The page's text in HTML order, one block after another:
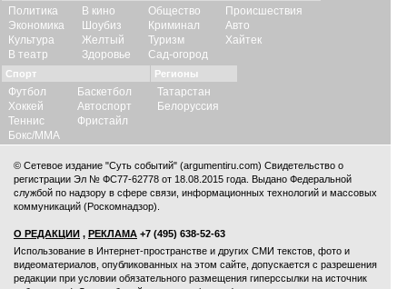
Политика
Экономика
Культура
В театр
В кино
Шоубиз
Желтый
Здоровье
Общество
Криминал
Туризм
Сад-огород
Происшествия
Авто
Хайтек
Спорт
Футбол
Хоккей
Теннис
Бокс/ММА
Баскетбол
Автоспорт
Фристайл
Регионы
Татарстан
Белоруссия
© Сетевое издание "Суть событий" (argumentiru.com) Свидетельство о
регистрации Эл № ФС77-62778 от 18.08.2015 года. Выдано Федеральной
службой по надзору в сфере связи, информационных технологий и массовых
коммуникаций (Роскомнадзор).
О РЕДАКЦИИ , РЕКЛАМА +7 (495) 638-52-63
Использование в Интернет-пространстве и других СМИ текстов, фото и
видеоматериалов, опубликованных на этом сайте, допускается с разрешения
редакции при условии обязательного размещения гиперссылки на источник